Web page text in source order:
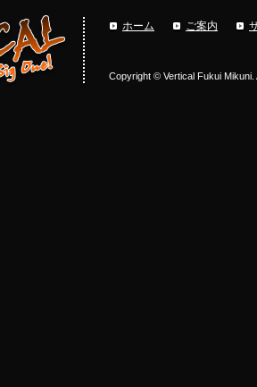
ホーム ご案内
Copyright © Vertical Fukui